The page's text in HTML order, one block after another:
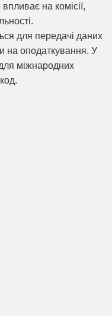
на комісії,
для передачі даних
на оподаткування. У
міжнародних